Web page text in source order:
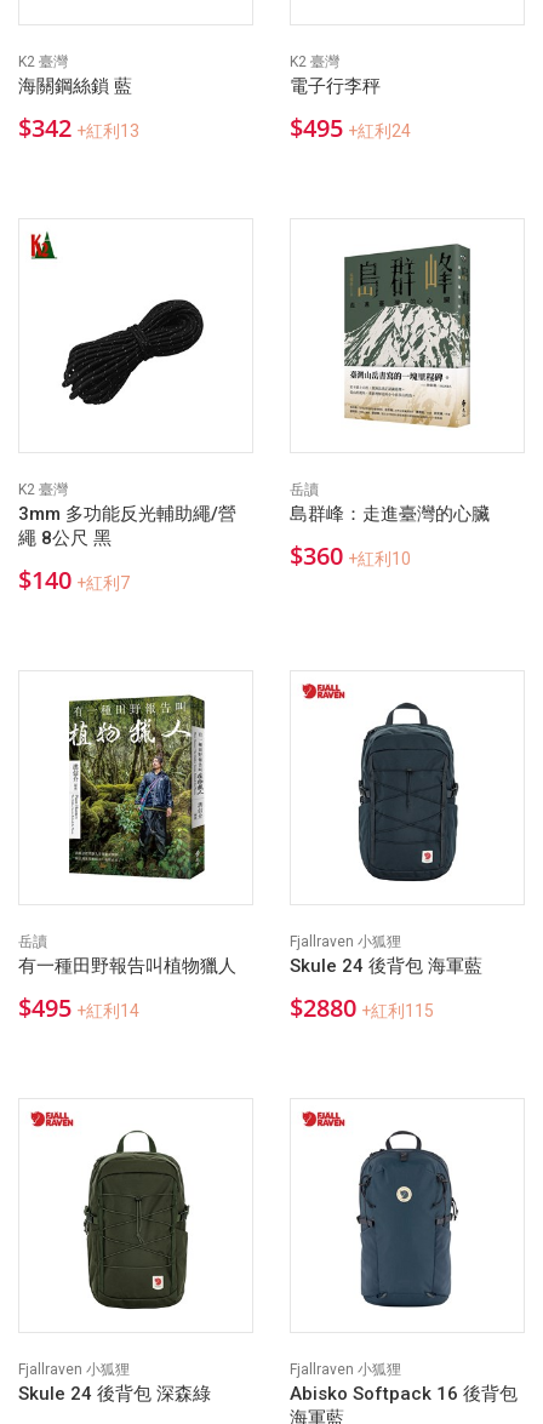
K2 臺灣
海關鋼絲鎖 藍
$342 +紅利13
K2 臺灣
電子行李秤
$495 +紅利24
K2 臺灣
3mm 多功能反光輔助繩/營
繩 8公尺 黑
$140 +紅利7
岳讀
島群峰：走進臺灣的心臟
$360 +紅利10
岳讀
有一種田野報告叫植物獵人
$495 +紅利14
Fjallraven 小狐狸
Skule 24 後背包 海軍藍
$2880 +紅利115
Fjallraven 小狐狸
Skule 24 後背包 深森綠
Fjallraven 小狐狸
Abisko Softpack 16 後背包
海軍藍